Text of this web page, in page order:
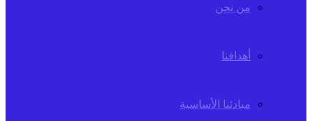
من نحن
أهدافنا
مبادئنا الأساسية